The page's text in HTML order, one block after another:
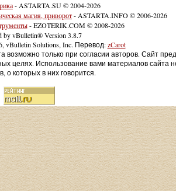
- ASTARTA.SU © 2004-2026
магия, приворот- ASTARTA.INFO © 2006-2026
- EZOTERIK.COM © 2008-2026
by vBulletin® Version 3.8.7
vBulletin Solutions, Inc. Перевод:zCarot
только при согласии авторов. Сайт
целях. Использование вами материалов сайта
о которых в них говорится.